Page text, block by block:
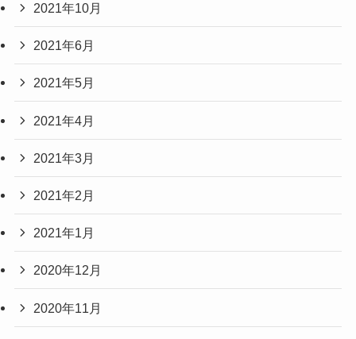
2021年10月
2021年6月
2021年5月
2021年4月
2021年3月
2021年2月
2021年1月
2020年12月
2020年11月